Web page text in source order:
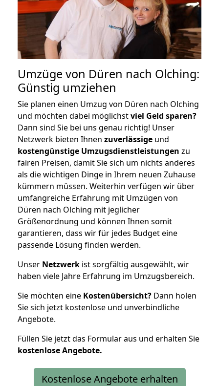
Umzüge von Düren nach Olching:
Günstig umziehen
Sie planen einen Umzug von Düren nach Olching
und möchten dabei möglichstviel Geld sparen?
Dann sind Sie bei uns genau richtig! Unser
Netzwerk bieten Ihnen zuverlässige und
kostengünstige Umzugsdienstleistungen zu
fairen Preisen, damit Sie sich um nichts anderes
als die wichtigen Dinge in Ihrem neuen Zuhause
kümmern müssen. Weiterhin verfügen wir über
umfangreiche Erfahrung mit Umzügen von
Düren nach Olching mit jeglicher
Größenordnung und können Ihnen somit
garantieren, dass wir für jedes Budget eine
passende Lösung finden werden.
Unser Netzwerk ist sorgfältig ausgewählt, wir
haben viele Jahre Erfahrung im Umzugsbereich.
Sie möchten eine Kostenübersicht? Dann holen
Sie sich jetzt kostenlose und unverbindliche
Angebote.
Füllen Sie jetzt das Formular aus und erhalten Sie
kostenloseAngebote.
Kostenlose Angebote erhalten